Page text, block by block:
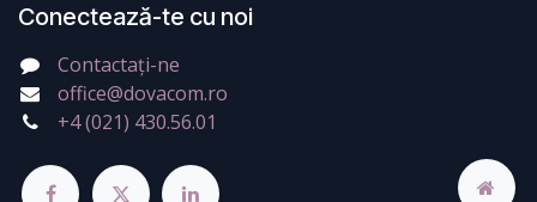
Conectează-te cu noi
Contactați-ne
office@dovacom.ro
+4 (021) 430.56.01